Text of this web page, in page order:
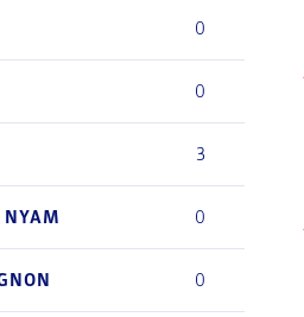
0
0
3
NYAM 0
0